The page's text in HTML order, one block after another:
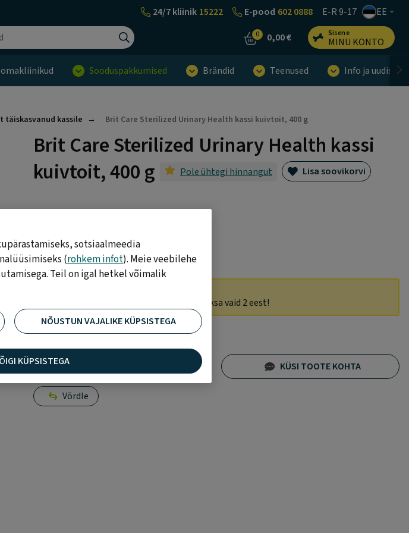
24/7 kliinik 15222 E-pood 602 0888 E-R 9-17 EE
0 0,00 € Sisene
MINU KONTO
Sooduspakkumised Brändid Teenused Info ja uudised
täiskasvanud kassile Brit Care Sterilized Urinary Health kassi kuivtoit, 400 g
Brit Care Sterilized Urinary Health kassi
kuivtoit, 400 g
Pole ühtegi hinnangut Lisa soovikorvi
Logi sisse, lisa ostukorvi 3 toodet ning maksa vaid 2 eest!
KÜSI TOOTE KOHTA
Võrdle
sotsiaalmeedia
(rohkem infot). Meie veebilehe
Teil on igal hetkel võimalik
NÕUSTUN VAJALIKE KÜPSISTEGA
KÜPSISTEGA